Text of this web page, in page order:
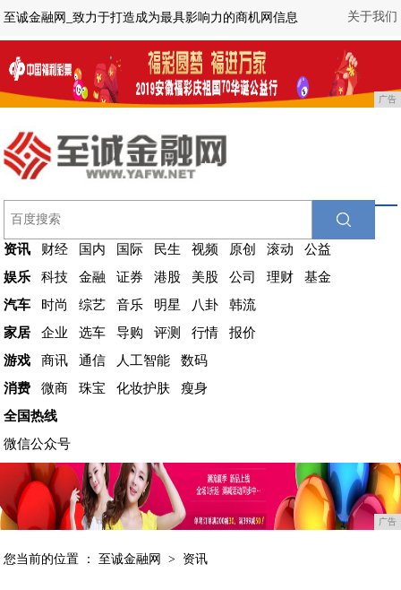
关于我们
至诚金融网_致力于打造成为最具影响力的商机网信息
广告
资讯 财经 国内 国际 民生 视频 原创 滚动
公益
娱乐
科技 金融 证券 港股 美股 公司 理财
基金
汽车
时尚 综艺 音乐 明星 八卦
韩流
家居
企业 选车 导购 评测 行情
报价
游戏
商讯 通信 人工智能
数码
消费
微商 珠宝 化妆护肤
瘦身
全国热线
微信公众号
广告
您当前的位置 ： 至诚金融网 > 资讯